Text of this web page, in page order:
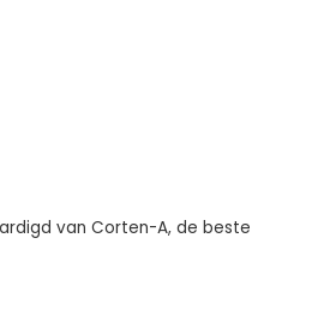
van Corten-A, de beste